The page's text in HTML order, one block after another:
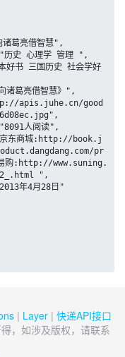
pr
购:http://www.suning.
",
| Layer | 快递API接口
，如涉及版权，请联系